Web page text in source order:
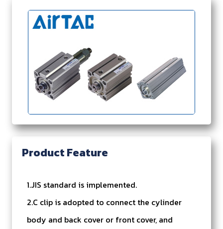
Product Feature
1.JIS standard is implemented.
2.C clip is adopted to connect the cylinder
body and back cover or front cover, and